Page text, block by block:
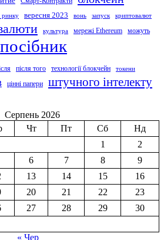
ринку вересня 2023 вонь запуск криптовалют
культура мережі Ethereum можуть
посібник
після того технології блокчейн токени
цінні папери штучного інтелекту
Серпень 2026
Чт Пт Сб
Нд
1
2
6 7 8
9
13 14 15
16
20 21 22
23
27 28 29
30
« Чер